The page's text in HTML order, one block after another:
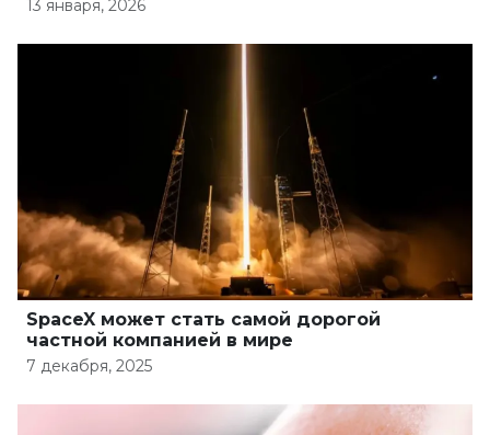
13 января, 2026
SpaceX может стать самой дорогой
частной компанией в мире
7 декабря, 2025